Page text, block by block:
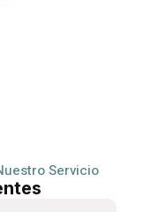
Servicio